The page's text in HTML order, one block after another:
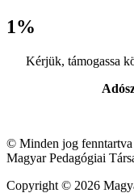
1%
Kérjük, támogassa
© Minden jog fenntartva
Magyar Pedagógiai
Copyright © 2026